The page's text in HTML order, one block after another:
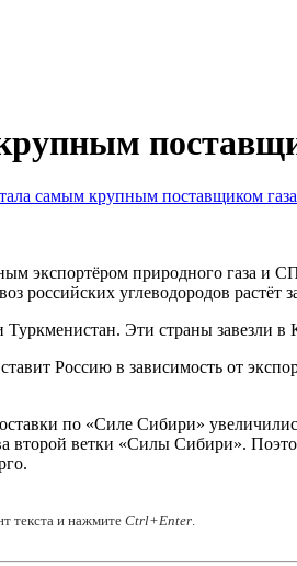
самым крупным поставщиком
экспортёром природного газа и
российских углеводородов
Эти страны завезли в
Россию в зависимость от
по «Силе Сибири»
второй ветки «Силы Сибири».
текста и нажмите Ctrl+Enter.